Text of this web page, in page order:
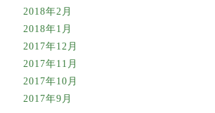
2018年2月
2018年1月
2017年12月
2017年11月
2017年10月
2017年9月